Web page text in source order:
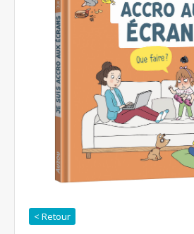
< Retour